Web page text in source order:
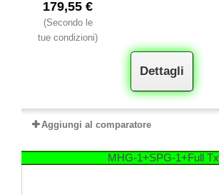
179,55 €
(Secondo le
tue condizioni)
Dettagli
Aggiungi al comparatore
MHG-1+SPG-1+Full Tx